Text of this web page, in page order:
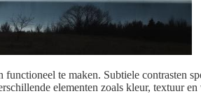
te maken. Subtiele contrasten
elementen zoals kleur, textuur